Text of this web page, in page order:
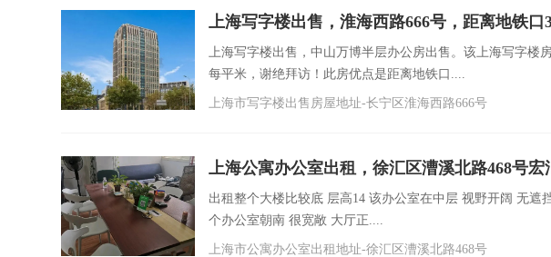
上海写字楼出售，淮海西路666号，距离地铁口
近
上海写字楼出售，中山万博半层办公房出售。该上海写字楼
每平米，谢绝拜访！此房优点是距离地铁口....
上海市写字楼出售房屋地址-长宁区淮海西路666号
上海公寓办公室出租，徐汇区漕溪北路468号宏
出租整个大楼比较底 层高14 该办公室在中层 视野开阔 无遮
个办公室朝南 很宽敞 大厅正....
上海市公寓办公室出租地址-徐汇区漕溪北路468号